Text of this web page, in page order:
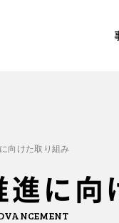
向けた取り組み
進に向